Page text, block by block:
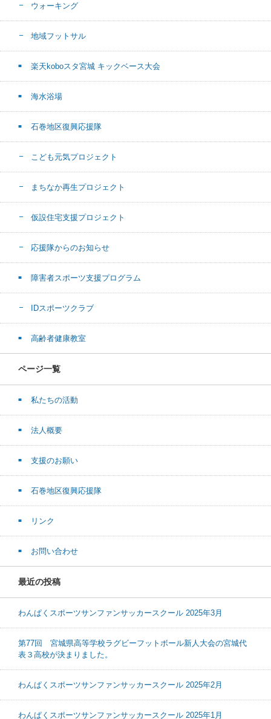
ウォーキング
地域フットサル
楽天koboスタ宮城 キックベース大会
海水浴場
石巻地区復興応援隊
こども元気プロジェクト
まちなか再生プロジェクト
仮設住宅支援プロジェクト
応援隊からのお知らせ
障害者スポーツ支援プログラム
IDスポーツクラブ
高齢者健康教室
ページ一覧
私たちの活動
法人概要
支援のお願い
石巻地区復興応援隊
リンク
お問い合わせ
最近の投稿
わんぱくスポーツサンファンサッカースクール 2025年3月
第77回 宮城県高等学校ラグビーフットボール新人大会の宮城代
表３高校が決まりました。
わんぱくスポーツサンファンサッカースクール 2025年2月
わんぱくスポーツサンファンサッカースクール 2025年1月